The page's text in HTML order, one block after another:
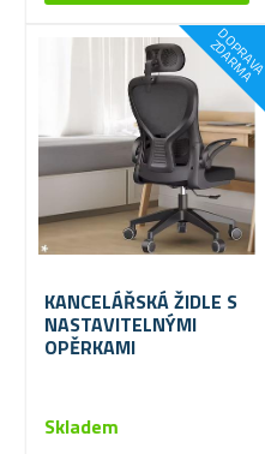
D
O
P
R
A
V
A
Z
D
A
R
M
A
KANCELÁŘSKÁ ŽIDLE S
NASTAVITELNÝMI
OPĚRKAMI
Skladem